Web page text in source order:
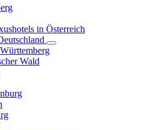
in Österreich
Wald